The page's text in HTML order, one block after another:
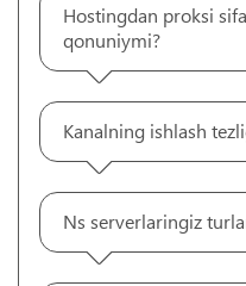
Hostingdan proksi
qonuniymi?
Kanalning ishlash
Ns serverlaringiz